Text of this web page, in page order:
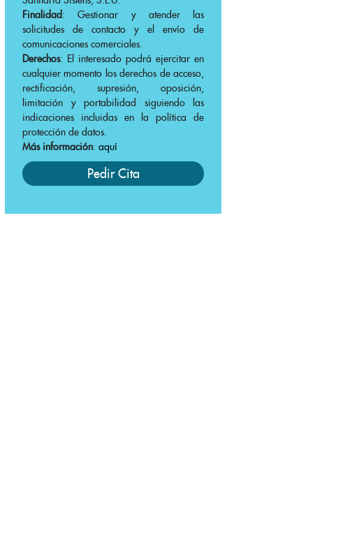
Finalidad: Gestionar y atender las
solicitudes de contacto y el envío de
comunicaciones comerciales.
Derechos: El interesado podrá ejercitar en
cualquier momento los derechos de acceso,
rectificación, supresión, oposición,
limitación y portabilidad siguiendo las
indicaciones incluidas en la política de
protección de datos.
Más información: aquí